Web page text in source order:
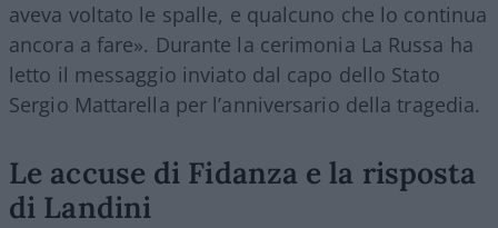
aveva voltato le spalle, e qualcuno che lo continua
ancora a fare». Durante la cerimonia La Russa ha
letto il messaggio inviato dal capo dello Stato
Sergio Mattarella per l’anniversario della tragedia.
Le accuse di Fidanza e la risposta
di Landini